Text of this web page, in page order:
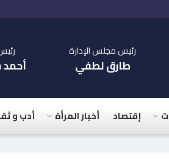
رئيس مجلس الإدارة
طارق لطفي
إقتصاد أخبار المرأة أدب و